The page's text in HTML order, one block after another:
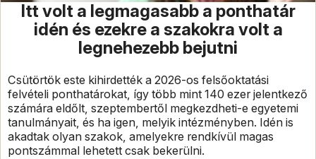
Itt volt a legmagasabb a ponthatár
idén és ezekre a szakokra volt a
legnehezebb bejutni
Csütörtök este kihirdették a 2026-os felsőoktatási
felvételi ponthatárokat, így több mint 140 ezer jelentkező
számára eldőlt, szeptembertől megkezdheti-e egyetemi
tanulmányait, és ha igen, melyik intézményben. Idén is
akadtak olyan szakok, amelyekre rendkívül magas
pontszámmal lehetett csak bekerülni.